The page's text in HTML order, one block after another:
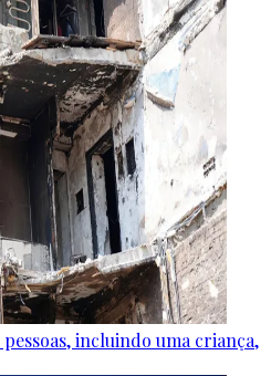
incluindo uma criança,